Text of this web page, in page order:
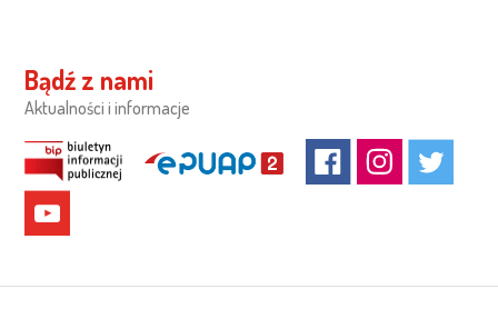
Bądź z nami
Aktualności i informacje